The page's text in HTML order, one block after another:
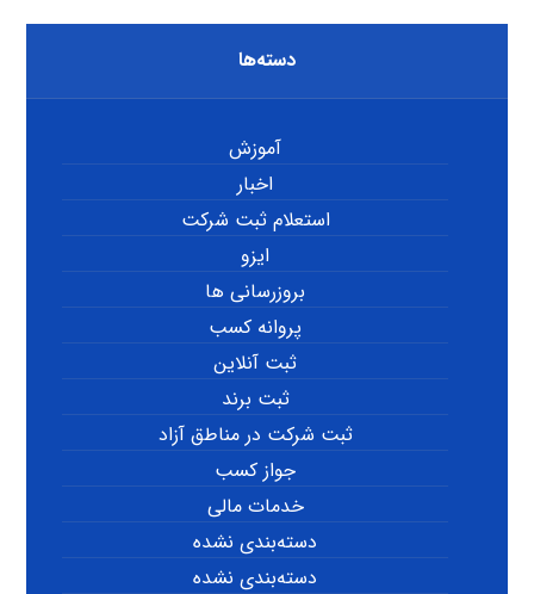
دسته‌ها
آموزش
اخبار
استعلام ثبت شرکت
ایزو
بروزرسانی ها
پروانه کسب
ثبت آنلاین
ثبت برند
ثبت شرکت در مناطق آزاد
جواز کسب
خدمات مالی
دسته‌بندی نشده
دسته‌بندی نشده